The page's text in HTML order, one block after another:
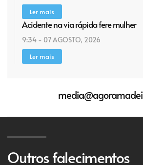
Ler mais
Acidente na via rápida fere mulher
9:34 - 07 AGOSTO, 2026
Ler mais
Outros falecimentos